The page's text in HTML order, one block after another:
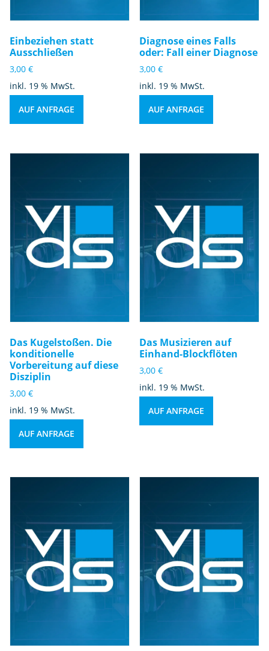
Einbeziehen statt
Ausschließen
3,00 €
inkl. 19 % MwSt.
AUF ANFRAGE
Diagnose eines Falls
oder: Fall einer Diagnose
3,00€
inkl. 19 % MwSt.
AUF ANFRAGE
Das Kugelstoßen. Die
konditionelle
Vorbereitung auf diese
Disziplin
3,00 €
inkl. 19 % MwSt.
AUF ANFRAGE
Das Musizieren auf
Einhand-Blockflöten
3,00€
inkl. 19 % MwSt.
AUF ANFRAGE